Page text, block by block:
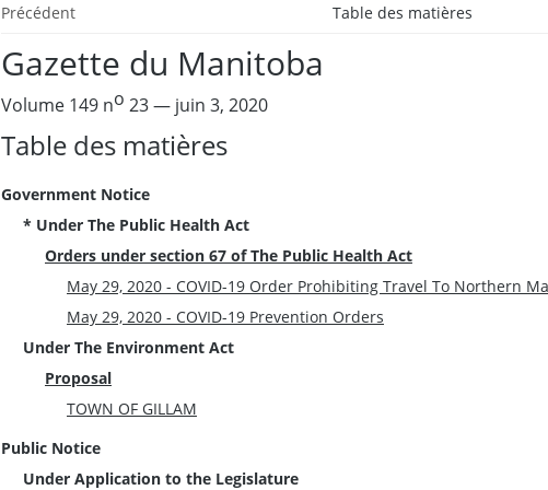
Précédent Table des matières
Gazette du Manitoba
Volume 149 no 23 — juin 3, 2020
Table des matières
Government Notice
* Under The Public Health Act
Orders under section 67 of The Public Health Act
May 29, 2020 - COVID-19 Order Prohibiting Travel To Northern
May 29, 2020 - COVID-19 Prevention Orders
Under The Environment Act
Proposal
TOWN OF GILLAM
Public Notice
Under Application to the Legislature